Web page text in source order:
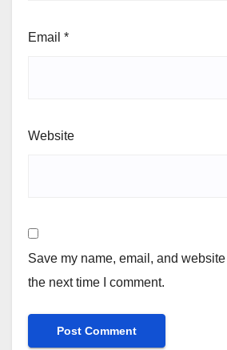
Email *
Website
Save my name, email, and
the next time I comment.